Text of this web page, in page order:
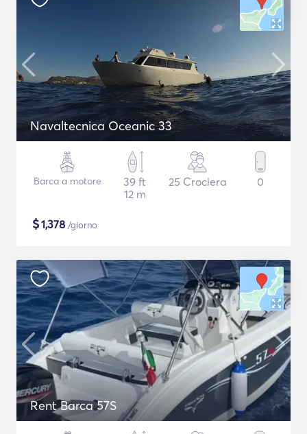
Navaltecnica Oceanic 33
Barca a motore
39 ft
12 m
25 Crociera 0
$1,378 /giorno
Rent Barca 57S